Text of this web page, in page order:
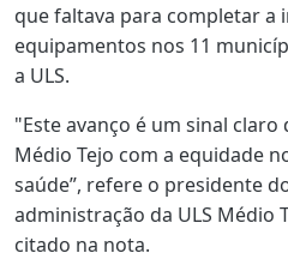
que faltava para completar a
equipamentos nos 11
a ULS.
"Este avanço é um sinal
Médio Tejo com a equidade
saúde”, refere o presidente
administração da ULS Médio
citado na nota.